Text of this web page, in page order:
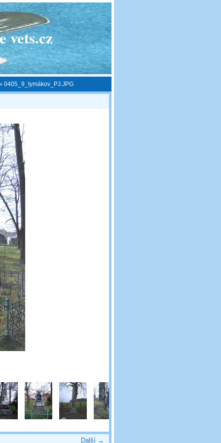
vets.cz
0405_9_tymákov_PJ.JPG
Další →